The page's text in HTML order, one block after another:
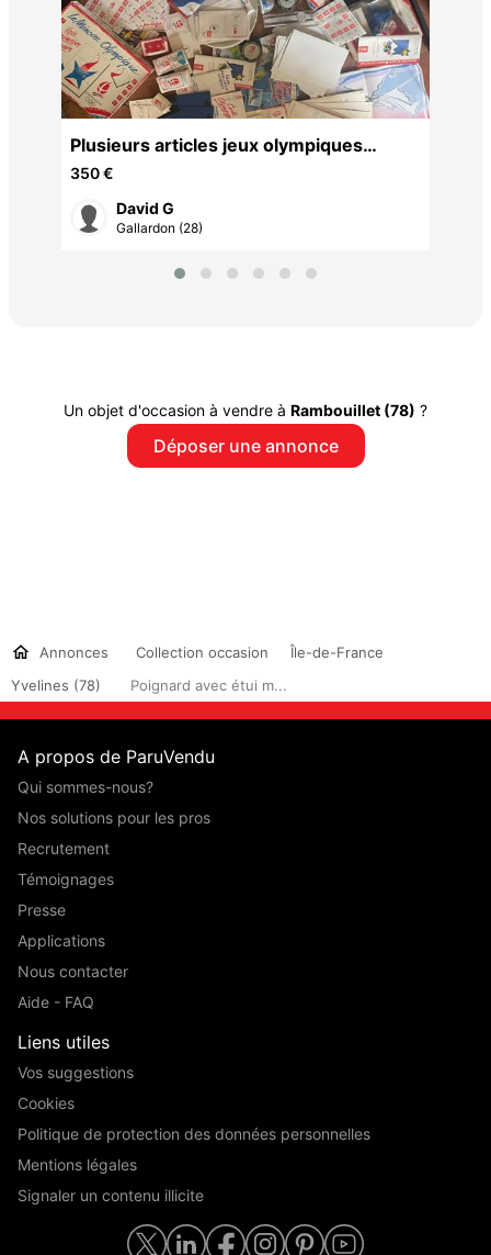
Plusieurs articles jeux olympiques
albertville
350 €
David G
Gallardon (28)
Un objet d'occasion à vendre à Rambouillet (78) ?
Déposer une annonce
Annonces Collection occasion
Île-de-France
Yvelines (78)
Poignard avec étui m...
A propos de ParuVendu
Qui sommes-nous?
Nos solutions pour les pros
Recrutement
Témoignages
Presse
Applications
Nous contacter
Aide - FAQ
Liens utiles
Vos suggestions
Cookies
Politique de protection des données personnelles
Mentions légales
Signaler un contenu illicite